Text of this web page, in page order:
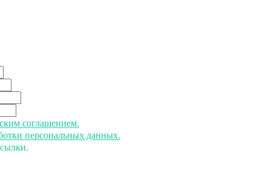
соглашением.
персональных данных.